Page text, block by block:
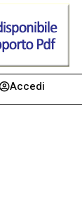
Accedi